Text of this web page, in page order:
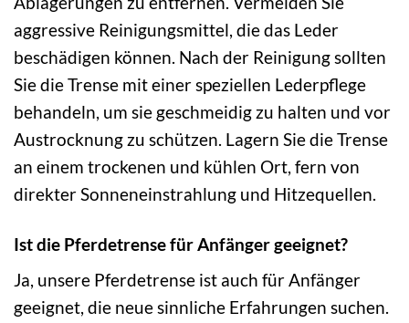
aggressive Reinigungsmittel, die das Leder
beschädigen können. Nach der Reinigung sollten
Sie die Trense mit einer speziellen Lederpflege
behandeln, um sie geschmeidig zu halten und vor
Austrocknung zu schützen. Lagern Sie die Trense
an einem trockenen und kühlen Ort, fern von
direkter Sonneneinstrahlung und Hitzequellen.
Ist die Pferdetrense für Anfänger geeignet?
Ja, unsere Pferdetrense ist auch für Anfänger
geeignet, die neue sinnliche Erfahrungen suchen.